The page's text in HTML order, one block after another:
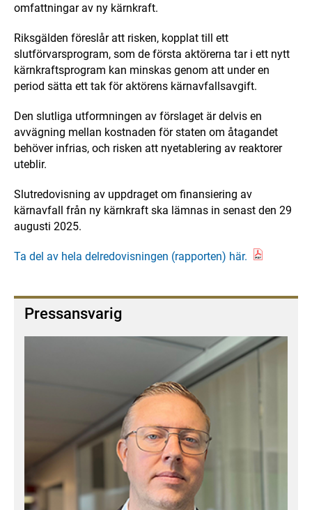
omfattningar av ny kärnkraft.
Riksgälden föreslår att risken, kopplat till ett
slutförvarsprogram, som de första aktörerna tar i ett nytt
kärnkraftsprogram kan minskas genom att under en
period sätta ett tak för aktörens kärnavfallsavgift.
Den slutliga utformningen av förslaget är delvis en
avvägning mellan kostnaden för staten om åtagandet
behöver infrias, och risken att nyetablering av reaktorer
uteblir.
Slutredovisning av uppdraget om finansiering av
kärnavfall från ny kärnkraft ska lämnas in senast den 29
augusti 2025.
Ta del av hela delredovisningen (rapporten) här.
Pressansvarig